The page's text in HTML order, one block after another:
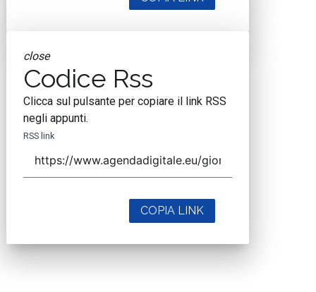
close
Codice Rss
Clicca sul pulsante per copiare il link RSS
negli appunti.
RSS link
COPIA LINK